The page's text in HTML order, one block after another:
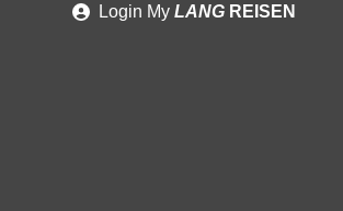
Login My LANG REISEN